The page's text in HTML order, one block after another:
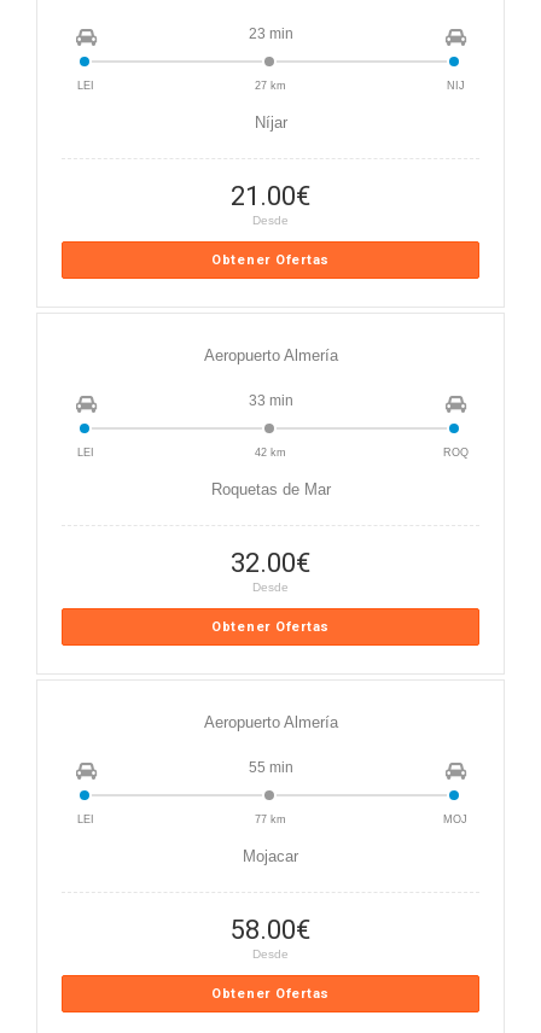
23 min
LEI 27 km NIJ
Níjar
21.00€
Desde
Obtener Ofertas
Aeropuerto Almería
33 min
LEI 42 km ROQ
Roquetas de Mar
32.00€
Desde
Obtener Ofertas
Aeropuerto Almería
55 min
LEI 77 km MOJ
Mojacar
58.00€
Desde
Obtener Ofertas